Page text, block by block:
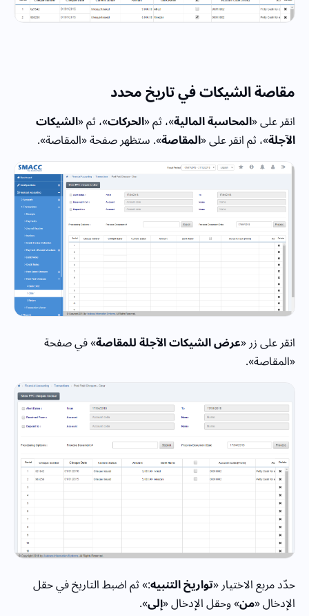
مقاصة الشيكاتفي تاريخ محدد
انقر على «المحاسبة المالية»، ثم «الحركات»، ثم «الشيكات
الآجلة»، ثم انقر على «المقاصة». ستظهر صفحة «المقاصة».
انقر على زر «عرض الشيكات الآجلة للمقاصة» في صفحة
«المقاصة».
حدّد مربع الاختيار «تواريخ التنبيه:» ثم اضبط التاريخ في حقل
الإدخال «من» وحقل الإدخال «إلى».